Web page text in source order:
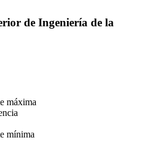
de Ingeniería de la
máxima
mínima